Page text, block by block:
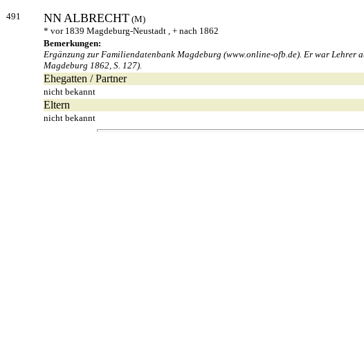
491 NNALBRECHT (M)
* vor 1839 Magdeburg-Neustadt , + nach 1862
Bemerkungen:
Ergänzung zur Familiendatenbank Magdeburg (www.online-ofb.de). Er war Lehrer
Magdeburg 1862, S. 127).
Ehegatten / Partner
nicht bekannt
Eltern
nicht bekannt